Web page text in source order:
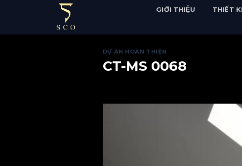
GIỚI THIỆU THIẾT
DỰ ÁN HOÀN THIỆN
CT-MS 0068